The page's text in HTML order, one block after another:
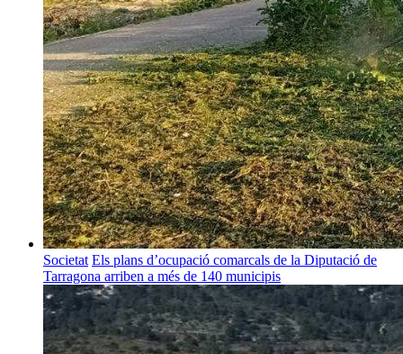
Societat Els plans d’ocupació comarcals de la Diputació de
Tarragona arriben a més de 140 municipis